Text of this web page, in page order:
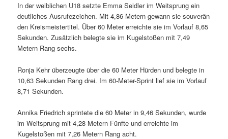
In der weiblichen U18 setzte Emma Seidler im Weitsprung ein
deutliches Ausrufezeichen. Mit 4,86 Metern gewann sie souverän
den Kreismeistertitel. Über 60 Meter erreichte sie im Vorlauf 8,65
Sekunden. Zusätzlich belegte sie im Kugelstoßen mit 7,49
Metern Rang sechs.
Ronja Kehr überzeugte über die 60 Meter Hürden und belegte in
10,63 Sekunden Rang drei. Im 60-Meter-Sprint lief sie im Vorlauf
8,71 Sekunden.
Annika Friedrich sprintete die 60 Meter in 9,46 Sekunden, wurde
im Weitsprung mit 4,28 Metern Fünfte und erreichte im
Kugelstoßen mit 7,26 Metern Rang acht.